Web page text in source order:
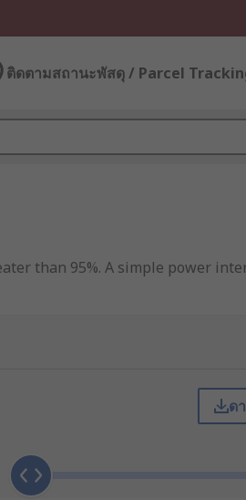
ติดตามสถานะพัสดุ / Parcel
than 95%. A simple power
backlight, industrial and
power LED driver is found in
ด